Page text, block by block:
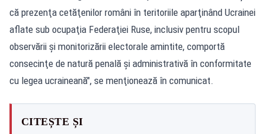
că prezenţa cetăţenilor români în teritoriile aparţinând Ucrainei
aflate sub ocupaţia Federaţiei Ruse, inclusiv pentru scopul
observării şi monitorizării electorale amintite, comportă
consecinţe de natură penală şi administrativă în conformitate
cu legea ucraineană", se menţionează în comunicat.
CITEȘTE ȘI